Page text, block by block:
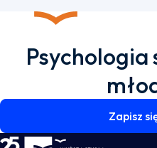
Psychologia
Zapisz
WSKZ - strona główna